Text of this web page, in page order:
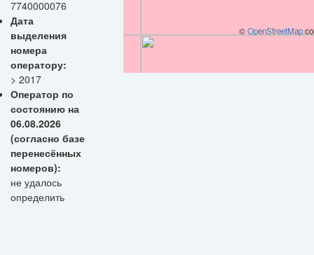
7740000076
Дата
выделения
номера
оператору:
> 2017
Оператор по
состоянию на
06.08.2026
(согласно базе
перенесённых
номеров):
не удалось
определить
©OpenStreetMap